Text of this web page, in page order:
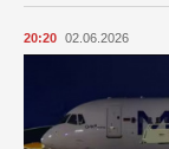
20:20 02.06.2026